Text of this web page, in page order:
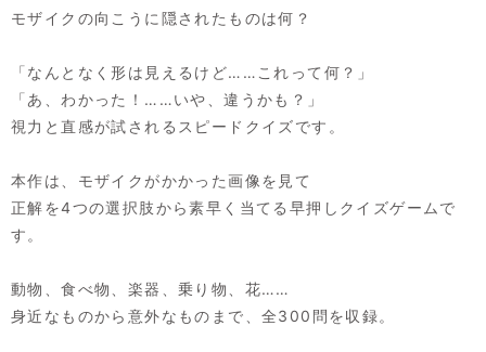
モザイクの向こうに隠されたものは何？
「なんとなく形は見えるけど……これって何？」
「あ、わかった！……いや、違うかも？」
視力と直感が試されるスピードクイズです。
本作は、モザイクがかかった画像を見て
正解を4つの選択肢から素早く当てる早押しクイズゲームで
す。
動物、食べ物、楽器、乗り物、花……
身近なものから意外なものまで、全300問を収録。